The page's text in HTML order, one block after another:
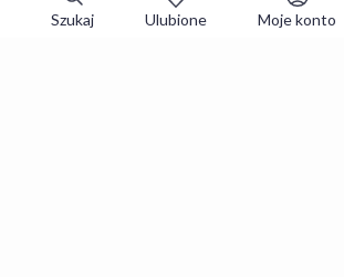
Szukaj Ulubione Moje konto